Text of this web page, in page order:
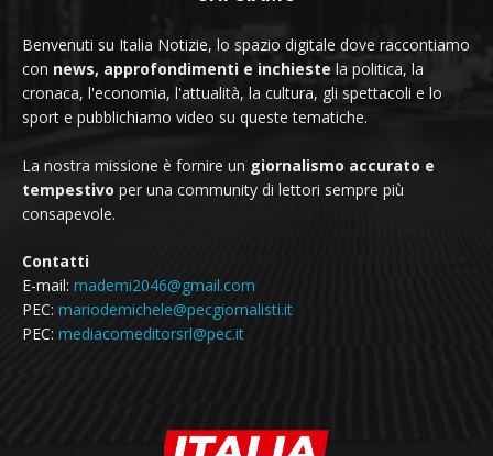
Benvenuti su Italia Notizie, lo spazio digitale dove raccontiamo
con news, approfondimenti e inchieste la politica, la
cronaca, l'economia, l'attualità, la cultura, gli spettacoli e lo
sport e pubblichiamo video su queste tematiche.
La nostra missione è fornire un giornalismo accurato e
tempestivo per una community di lettori sempre più
consapevole.
Contatti
E-mail: mademi2046@gmail.com
PEC: mariodemichele@pecgiornalisti.it
PEC: mediacomeditorsrl@pec.it